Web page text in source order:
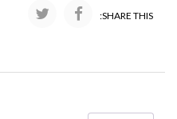
SHARE THIS: